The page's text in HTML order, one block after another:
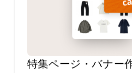
特集ページ・バナー